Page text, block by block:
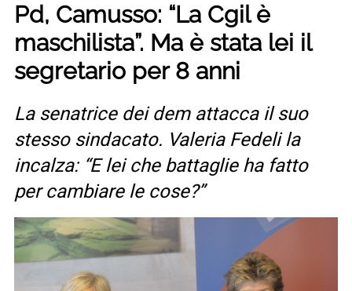
Pd, Camusso: “La Cgil è
maschilista”. Ma è stata lei il
segretario per 8 anni
La senatrice dei dem attacca il suo
stesso sindacato. Valeria Fedeli la
incalza: “E lei che battaglie ha fatto
per cambiare le cose?”